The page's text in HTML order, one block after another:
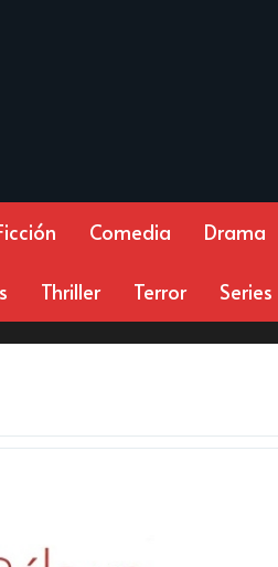
Comedia Drama
Thriller Terror Series